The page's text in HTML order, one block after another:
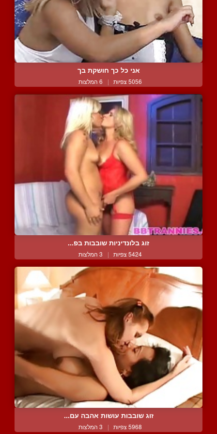
אני כל כך חושקת בך
5056 צפיות | 6 המלצות
זוג בלונדיניות שובבות בפ...
5424 צפיות | 3 המלצות
זוג שובבות עושות אהבה עם...
5968 צפיות | 3 המלצות